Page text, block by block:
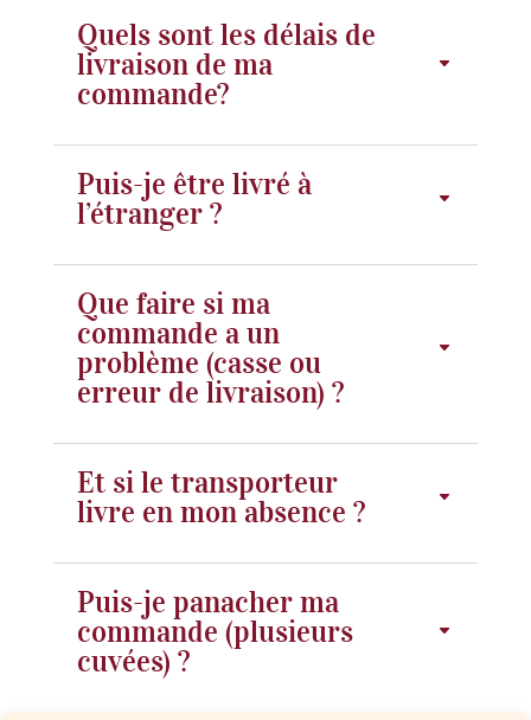
Quels sont les délais de
livraison de ma
commande?
Puis-je être livré à
l’étranger ?
Que faire si ma
commande a un
problème (casse ou
erreur de livraison) ?
Et si le transporteur
livre en mon absence ?
Puis-je panacher ma
commande (plusieurs
cuvées) ?